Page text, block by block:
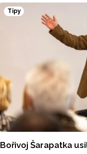
turnaje, sokolnické
Sobotní program
Tipy
Bořivoj Šarapatka